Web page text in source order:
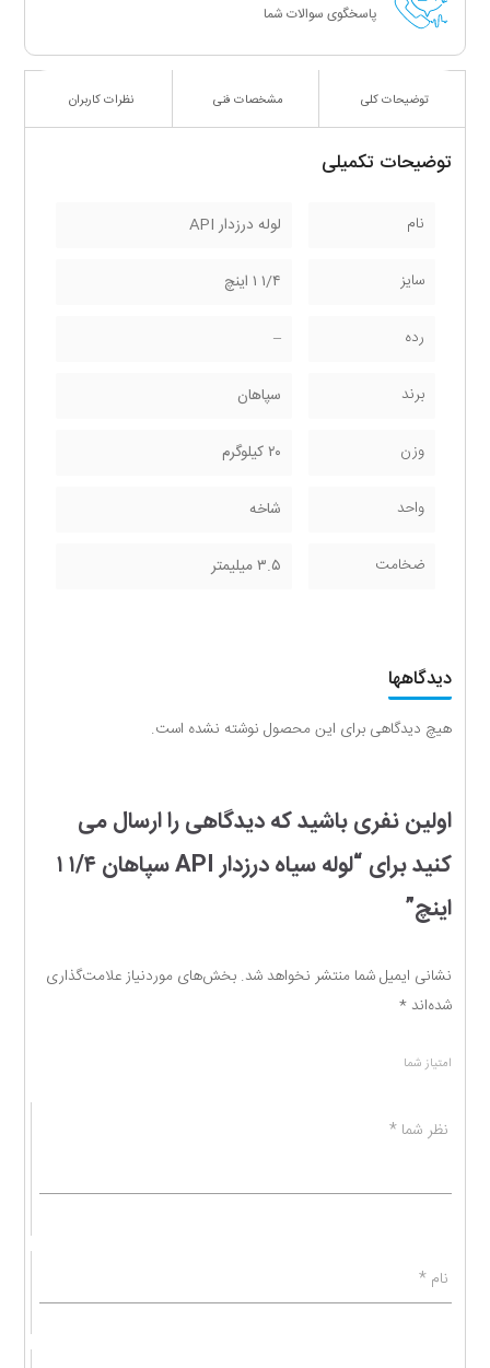
پاسخگوی سوالات شما
توضیحات کلی مشخصات فنی نظرات کاربران
توضیحات تکمیلی
نام لوله درزدار API
سایز ۱/۴ ۱ اینچ
رده –
برند سپاهان
وزن ۲۰ کیلوگرم
واحد شاخه
ضخامت ۳.۵ ميليمتر
دیدگاهها
هیچ دیدگاهی برای این محصول نوشته نشده است.
اولین نفری باشید که دیدگاهی را ارسال می
کنید برای “لوله سیاه درزدار API سپاهان ۱/۴ ۱
اینچ”
نشانی ایمیل شما منتشر نخواهد شد. بخش‌های موردنیاز علامت‌گذاری
شده‌اند*
امتیاز شما
نظر شما*
نام*